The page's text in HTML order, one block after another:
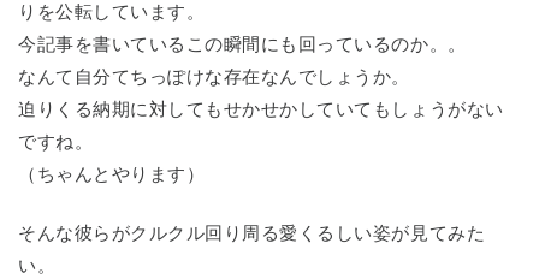
りを公転しています。
今記事を書いているこの瞬間にも回っているのか。。
なんて自分てちっぽけな存在なんでしょうか。
迫りくる納期に対してもせかせかしていてもしょうがない
ですね。
（ちゃんとやります）
そんな彼らがクルクル回り周る愛くるしい姿が見てみた
い。